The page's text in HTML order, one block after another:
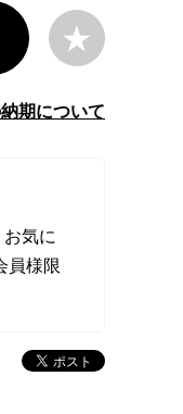
期について
気に
員様限